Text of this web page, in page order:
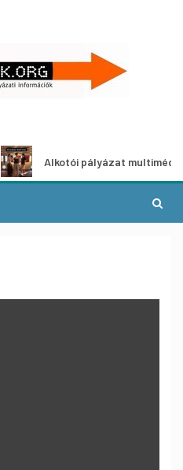
Alkotói pályázat multimédia-